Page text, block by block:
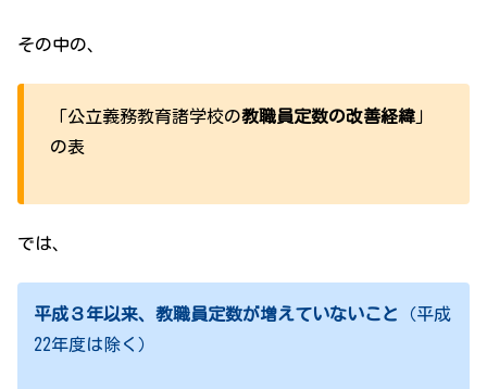
その中の、
「公立義務教育諸学校の教職員定数の改善経緯 」
の表
では、
平成３年以来、教職員定数が増えていないこと
（平成
22年度は除く）